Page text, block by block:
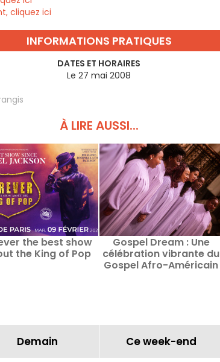
cliquez ici
INFORMATIONS PRATIQUES
DATES ET HORAIRES
Le 27 mai 2008
À LIRE AUSSI...
the best show
the King of Pop
Gospel Dream : Une
célébration vibrante du
Gospel Afro-Américain
Demain Ce week-end